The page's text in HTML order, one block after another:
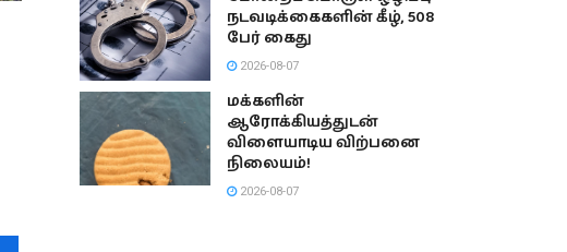
நடவடிக்கைகளின் கீழ், 508
பேர் கைது
2026-08-07
மக்களின்
ஆரோக்கியத்துடன்
விளையாடிய விற்பனை
நிலையம்!
2026-08-07